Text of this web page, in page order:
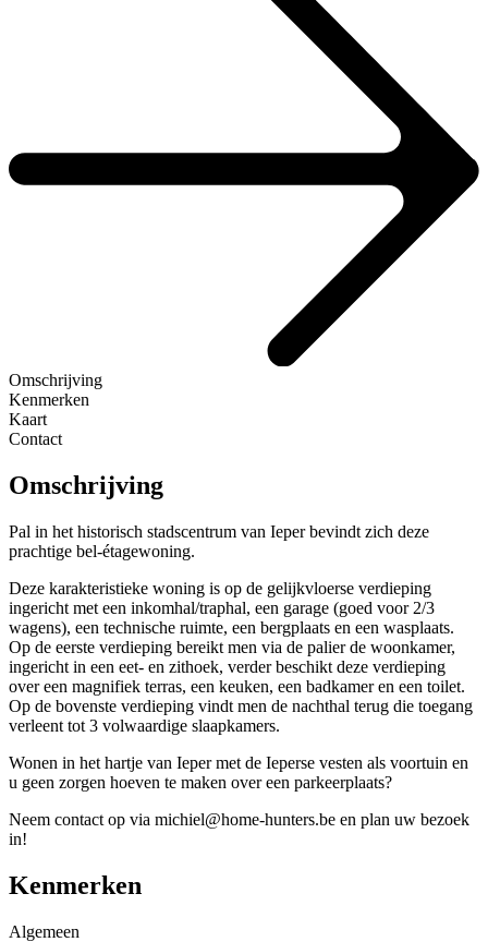
Omschrijving
Kenmerken
Kaart
Contact
Omschrijving
Pal in het historisch stadscentrum van Ieper bevindt zich deze
prachtige bel-étagewoning.
Deze karakteristieke woning is op de gelijkvloerse verdieping
ingericht met een inkomhal/traphal, een garage (goed voor 2/3
wagens), een technische ruimte, een bergplaats en een wasplaats.
Op de eerste verdieping bereikt men via de palier de woonkamer,
ingericht in een eet- en zithoek, verder beschikt deze verdieping
over een magnifiek terras, een keuken, een badkamer en een toilet.
Op de bovenste verdieping vindt men de nachthal terug die toegang
verleent tot 3 volwaardige slaapkamers.
Wonen in het hartje van Ieper met de Ieperse vesten als voortuin en
u geen zorgen hoeven te maken over een parkeerplaats?
Neem contact op via michiel@home-hunters.be en plan uw bezoek
in!
Kenmerken
Algemeen